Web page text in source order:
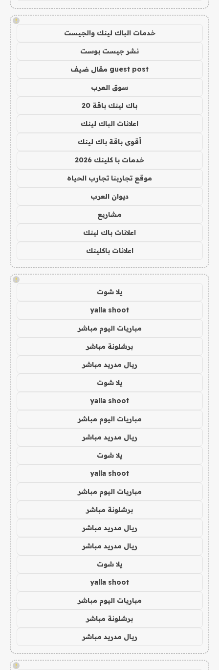
!
خدمات الباك لينك والجيست
نشر جيست بوست
guest post مقال ضيف
سوق العرب
باك لينك باقة 20
اعلانات الباك لينك
أقوى باقة باك لينك
خدمات با كلينك 2026
موقع تجاربنا تجارب الحياه
ديوان العرب
مشاريع
اعلانات باك لينك
اعلانات باكلينك
!
يلا شوت
yalla shoot
مباريات اليوم مباشر
برشلونة مباشر
ريال مدريد مباشر
يلا شوت
yalla shoot
مباريات اليوم مباشر
ريال مدريد مباشر
يلا شوت
yalla shoot
مباريات اليوم مباشر
برشلونة مباشر
ريال مدريد مباشر
ريال مدريد مباشر
يلا شوت
yalla shoot
مباريات اليوم مباشر
برشلونة مباشر
ريال مدريد مباشر
!